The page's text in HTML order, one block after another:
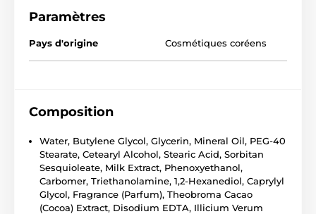
Paramètres
Pays d'origine Cosmétiques coréens
Composition
Water, Butylene Glycol, Glycerin, Mineral Oil, PEG-40
Stearate, Cetearyl Alcohol, Stearic Acid, Sorbitan
Sesquioleate, Milk Extract, Phenoxyethanol,
Carbomer, Triethanolamine, 1,2-Hexanediol, Caprylyl
Glycol, Fragrance (Parfum), Theobroma Cacao
(Cocoa) Extract, Disodium EDTA, Illicium Verum